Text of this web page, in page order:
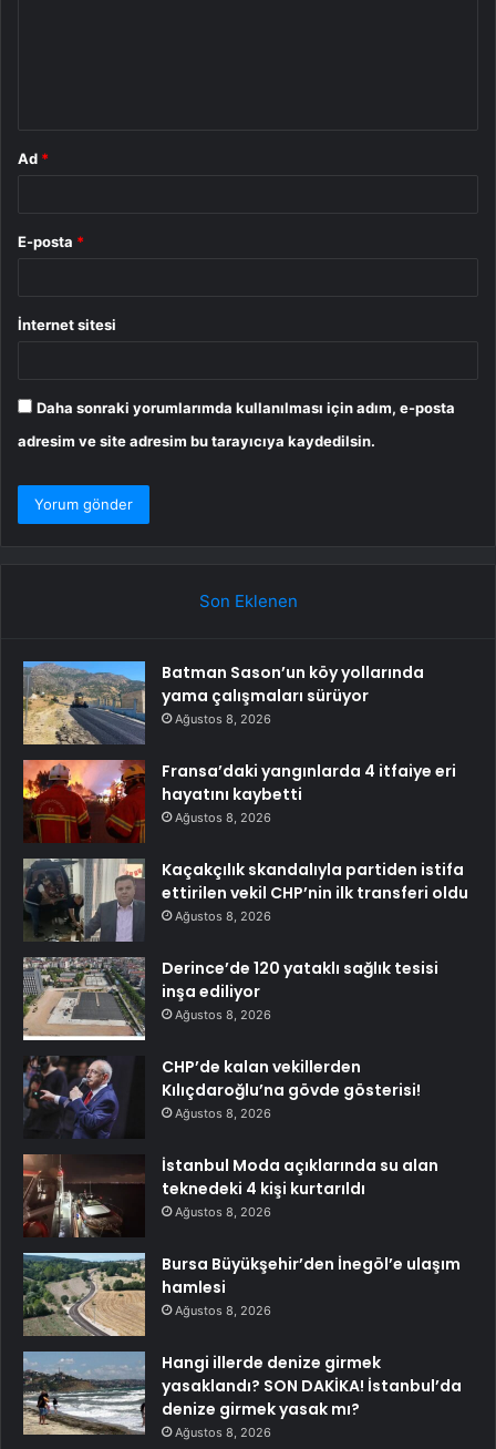
Ad *
E-posta *
İnternet sitesi
Daha sonraki yorumlarımda kullanılması için adım, e-posta
adresim ve site adresim bu tarayıcıya kaydedilsin.
Son Eklenen
Batman Sason’un köy yollarında
yama çalışmaları sürüyor
Ağustos 8, 2026
Fransa’daki yangınlarda 4 itfaiye eri
hayatını kaybetti
Ağustos 8, 2026
Kaçakçılık skandalıyla partiden istifa
ettirilen vekil CHP’nin ilk transferi oldu
Ağustos 8, 2026
Derince’de 120 yataklı sağlık tesisi
inşa ediliyor
Ağustos 8, 2026
CHP’de kalan vekillerden
Kılıçdaroğlu’na gövde gösterisi!
Ağustos 8, 2026
İstanbul Moda açıklarında su alan
teknedeki 4 kişi kurtarıldı
Ağustos 8, 2026
Bursa Büyükşehir’den İnegöl’e ulaşım
hamlesi
Ağustos 8, 2026
Hangi illerde denize girmek
yasaklandı? SON DAKİKA! İstanbul’da
denize girmek yasak mı?
Ağustos 8, 2026